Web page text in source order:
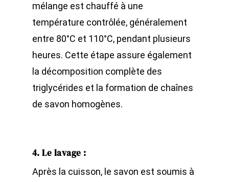
mélange est chauffé à une
température contrôlée, généralement
entre 80°C et 110°C, pendant plusieurs
heures. Cette étape assure également
la décomposition complète des
triglycérides et la formation de chaînes
de savon homogènes.
4. Le lavage :
Après la cuisson, le savon est soumis à